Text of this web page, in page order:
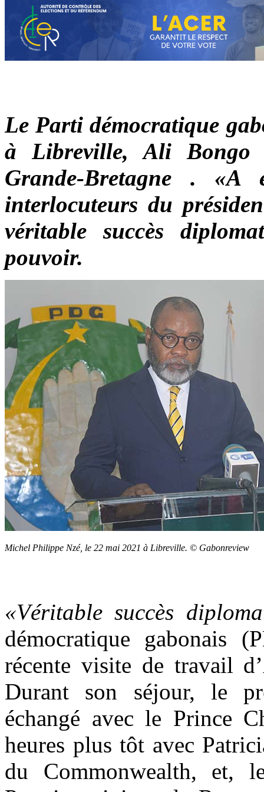
Le Parti démocratique
à Libreville, Ali Bongo
Grande-Bretagne .
interlocuteurs du
véritable succès
pouvoir.
Michel Philippe Nzé, le 22 mai 2021 à Libreville. © Gabonreview
«Véritable succès
démocratique gabonais
récente visite de travail
Durant son séjour, le
échangé avec le Prince
heures plus tôt avec
du Commonwealth, et,